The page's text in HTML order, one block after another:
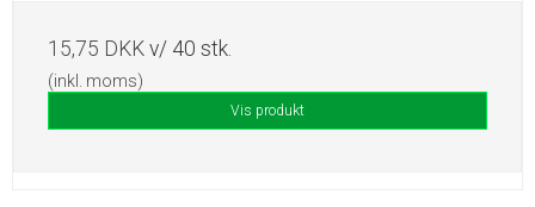
15,75 DKK v/ 40 stk.
(inkl. moms)
Vis produkt